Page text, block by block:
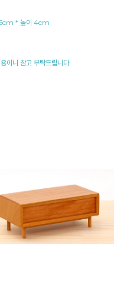
5cm * 높이 4cm
이니 참고 부탁드립니다.